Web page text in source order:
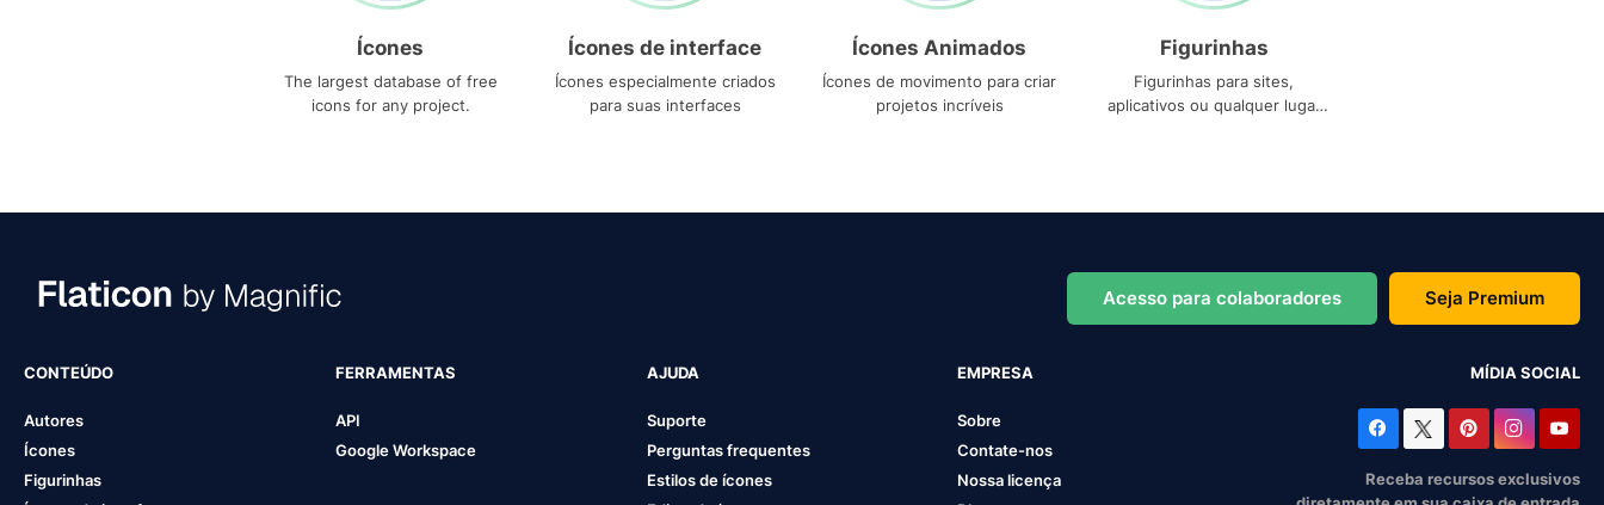
Ícones
The largest database of free
icons for any project.
Ícones de interface
Ícones especialmente criados
para suas interfaces
Ícones Animados
Ícones de movimento para criar
projetos incríveis
Figurinhas
Figurinhas para sites,
aplicativos ou qualquer lugar
Acesso para colaboradores Seja Premium
CONTEÚDO
Autores
Ícones
Figurinhas
FERRAMENTAS
API
Google Workspace
AJUDA
Suporte
Perguntas frequentes
Estilos de ícones
EMPRESA
Sobre
Contate-nos
Nossa licença
MÍDIA SOCIAL
Receba recursos exclusivos